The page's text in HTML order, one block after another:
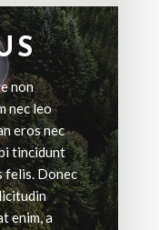
non
nec leo
eros nec
tincidunt
felis. Donec
enim, a